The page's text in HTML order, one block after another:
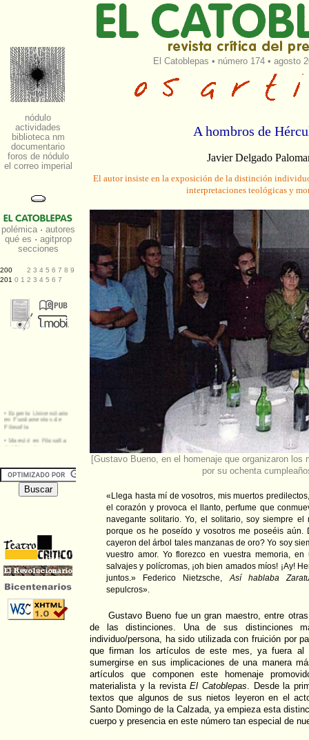
El Catoblepas • número 174• agosto
A hombros de
Javier Delgado
El autor insiste en la exposición de la distinción
interpretaciones teológicas y
[Gustavo Bueno, en el homenaje que organizaron los
por su ochenta
«Llega hasta mí de vosotros, mis muertos
el corazón y provoca el llanto, perfume que
navegante solitario. Yo, el solitario, soy siempre
porque os he poseído y vosotros me poseéis aún.
cayeron del árbol tales manzanas de oro? Yo soy
vuestro amor. Yo florezco en vuestra memoria,
salvajes y polícromas, ¡oh bien amados míos! ¡Ay!
juntos.» Federico Nietzsche, Así hablaba
sepulcros».
Gustavo Bueno fue un gran maestro, entre
de las distinciones. Una de sus distinciones
individuo/persona, ha sido utilizada con fruición por
que firman los artículos de este mes, ya fuera al
sumergirse en sus implicaciones de una manera
artículos que componen este homenaje
materialista y la revistaEl Catoblepas . Desde la
textos que algunos de sus nietos leyeron en el
Santo Domingo de la Calzada, ya empieza esta
cuerpo y presencia en este número tan especial de